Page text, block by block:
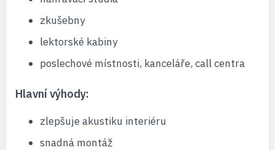
zkušebny
lektorské kabiny
poslechové místnosti, kanceláře, call centra
Hlavní výhody:
zlepšuje akustiku interiéru
snadná montáž